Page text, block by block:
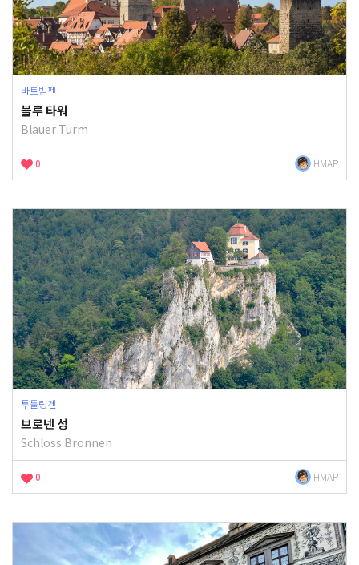
바트빔펜
블루 타워
Blauer Turm
0 HMAP
투틀링겐
브로넨 성
Schloss Bronnen
0 HMAP